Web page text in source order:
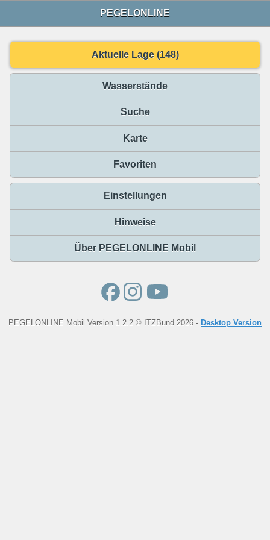
PEGELONLINE
Aktuelle Lage (148)
Wasserstände
Suche
Karte
Favoriten
Einstellungen
Hinweise
Über PEGELONLINE Mobil
PEGELONLINE Mobil Version 1.2.2 © ITZBund 2026 - Desktop Version